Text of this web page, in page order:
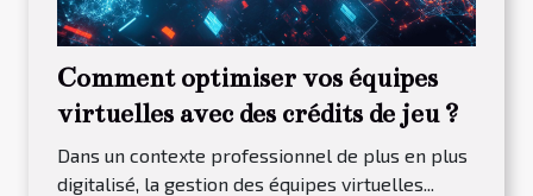
Comment optimiser vos équipes
virtuelles avec des crédits de jeu ?
Dans un contexte professionnel de plus en plus
digitalisé, la gestion des équipes virtuelles...